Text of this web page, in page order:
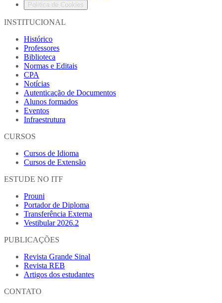
Política de Cookies
INSTITUCIONAL
Histórico
Professores
Biblioteca
Normas e Editais
CPA
Notícias
Autenticação de Documentos
Alunos formados
Eventos
Infraestrutura
CURSOS
Cursos de Idioma
Cursos de Extensão
ESTUDE NO ITF
Prouni
Portador de Diploma
Transferência Externa
Vestibular 2026.2
PUBLICAÇÕES
Revista Grande Sinal
Revista REB
Artigos dos estudantes
CONTATO